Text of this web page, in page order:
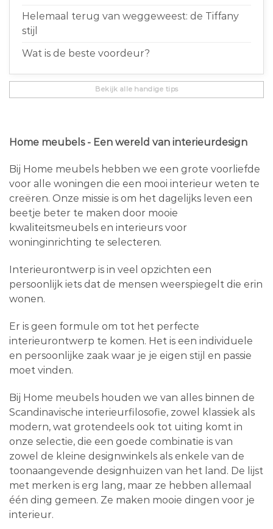
Helemaal terug van weggeweest: de Tiffany
stijl
Wat is de beste voordeur?
Bekijk alle handige tips
Home meubels - Een wereld van interieurdesign
Bij Home meubels hebben we een grote voorliefde
voor alle woningen die een mooi interieur weten te
creëren. Onze missie is om het dagelijks leven een
beetje beter te maken door mooie
kwaliteitsmeubels en interieurs voor
woninginrichting te selecteren.
Interieurontwerp is in veel opzichten een
persoonlijk iets dat de mensen weerspiegelt die erin
wonen.
Er is geen formule om tot het perfecte
interieurontwerp te komen. Het is een individuele
en persoonlijke zaak waar je je eigen stijl en passie
moet vinden.
Bij Home meubels houden we van alles binnen de
Scandinavische interieurfilosofie, zowel klassiek als
modern, wat grotendeels ook tot uiting komt in
onze selectie, die een goede combinatie is van
zowel de kleine designwinkels als enkele van de
toonaangevende designhuizen van het land. De lijst
met merken is erg lang, maar ze hebben allemaal
één ding gemeen. Ze maken mooie dingen voor je
interieur.